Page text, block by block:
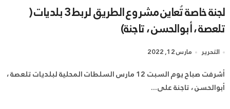
لجنة خاصة تُعاين مشروع الطريق لربط 3 بلديات (
تلعصة ، أبوالحسن ، تاجنة)
التحرير مارس 12, 2022
أشرفت صباح يوم السبت 12 مارس السلطات المحلية لبلديات تلعصة ،
أبوالحسن ، تاجنة على...